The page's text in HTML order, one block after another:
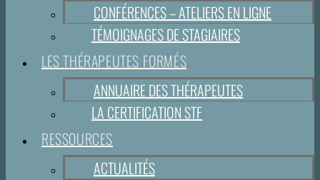
CONFÉRENCES – ATELIERS EN LIGNE
TÉMOIGNAGES DE STAGIAIRES
LES THÉRAPEUTES FORMÉS
ANNUAIRE DES THÉRAPEUTES
LA CERTIFICATION STF
RESSOURCES
ACTUALITÉS